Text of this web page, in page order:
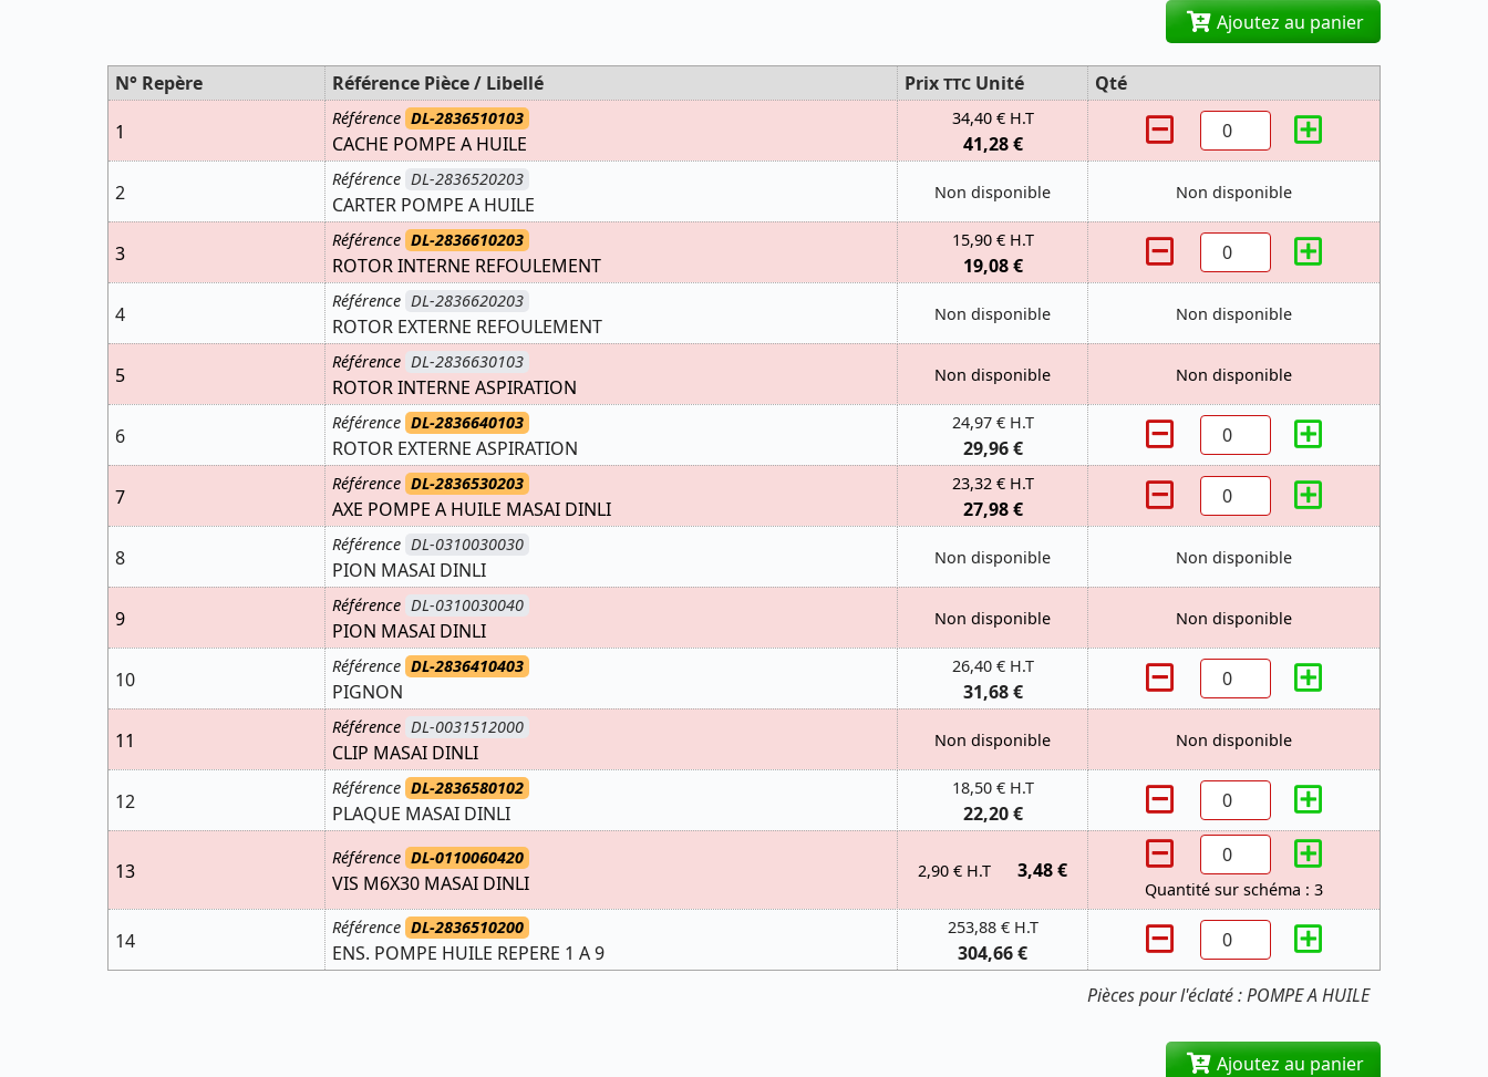
Ajoutez au panier
Pièces pour l'éclaté : POMPE A HUILE
N° Repère Référence Pièce / Libellé Prix TTC Unité
Qté
1
Référence DL-2836510103
CACHE POMPE A HUILE
34,40 € H.T
41,28 €
2
Référence DL-2836520203
CARTER POMPE A HUILE
Non disponible Non disponible
3
Référence DL-2836610203
ROTOR INTERNE REFOULEMENT
15,90 € H.T
19,08 €
4
Référence DL-2836620203
ROTOR EXTERNE REFOULEMENT
Non disponible Non disponible
5
Référence DL-2836630103
ROTOR INTERNE ASPIRATION
Non disponible Non disponible
6
Référence DL-2836640103
ROTOR EXTERNE ASPIRATION
24,97 € H.T
29,96 €
7
Référence DL-2836530203
AXE POMPE A HUILE MASAI DINLI
23,32 € H.T
27,98 €
8
Référence DL-0310030030
PION MASAI DINLI
Non disponible Non disponible
9
Référence DL-0310030040
PION MASAI DINLI
Non disponible Non disponible
10
Référence DL-2836410403
PIGNON
26,40 € H.T
31,68 €
11
Référence DL-0031512000
CLIP MASAI DINLI
Non disponible Non disponible
12
Référence DL-2836580102
PLAQUE MASAI DINLI
18,50 € H.T
22,20 €
13
Référence DL-0110060420
VIS M6X30 MASAI DINLI
2,90 € H.T 3,48 €
Quantité sur schéma : 3
14
Référence DL-2836510200
ENS. POMPE HUILE REPERE 1 A 9
253,88 € H.T
304,66 €
Ajoutez au panier